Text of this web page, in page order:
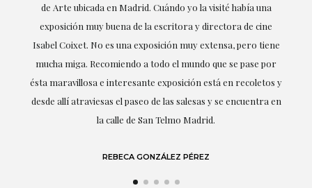
la obtención de la obra y desde el inicio ha sabido entender
mis gustos y necesidades, la cercanía, la empatía y la
profesionalidad han estado presentes en cada momento,
destacando (por supuesto) el amor y conocimiento sobre lo
que habla: el arte.
LAURA GUTIÉRREZ